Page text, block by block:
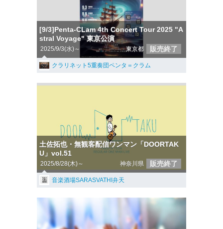
[9/3]Penta-CLam 4th Concert Tour 2025 "A
stral Voyage" 東京公演
2025/9/3(水)～ 東京都 販売終了
クラリネット5重奏団ペンタ＝クラム
土佐拓也・無観客配信ワンマン「DOORTAK
U」vol.51
2025/8/28(木)～ 神奈川県 販売終了
音楽酒場SARASVATHI弁天